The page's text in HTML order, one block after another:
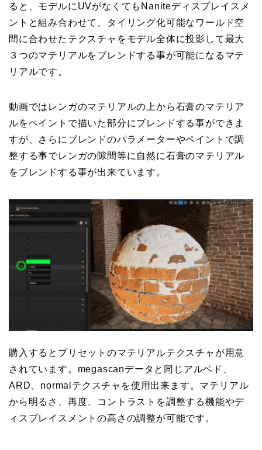
ると、モデルにUVがなくてもNaniteディスプレイスメ
ントと組み合わせて、タイリング化可能なワールド空
間に合わせたテクスチャをモデル全体に投影して最大
３つのマテリアルをブレンドする事が可能になるマテ
リアルです。
動画ではレンガのマテリアルの上から石膏のマテリア
ルをペイントで描いた部分にブレンドする事ができま
すが、さらにブレンドのパラメーターやペイントで調
整する事でレンガの隙間等に自然に石膏のマテリアル
をブレンドする事が出来ています。
購入するとプリセットのマテリアルテクスチャが用意
されています。megascanデータと同じアルベド、
ARD、normalテクスチャを使用出来ます。マテリアル
から明るさ、再度、コントラストを調整する機能やデ
ィスプレイスメントの高さの調整が可能です。